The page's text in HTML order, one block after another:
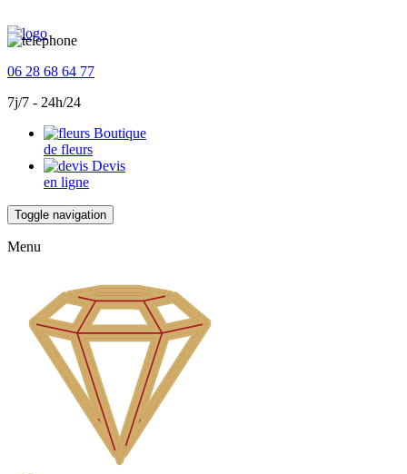
06 28 68 64 77
7j/7 - 24h/24
Boutique
de fleurs
Devis
en ligne
Toggle navigation
Menu